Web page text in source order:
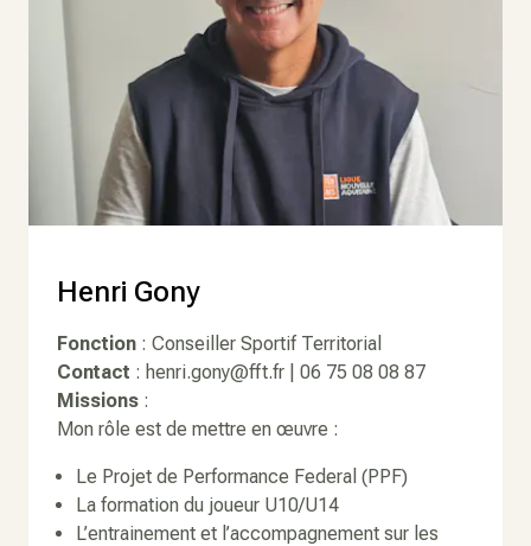
Henri Gony
Fonction : Conseiller Sportif Territorial
Contact : henri.gony@fft.fr | 06 75 08 08 87
Missions :
Mon rôle est de mettre en œuvre :
Le Projet de Performance Federal (PPF)
La formation du joueur U10/U14
L’entrainement et l’accompagnement sur les